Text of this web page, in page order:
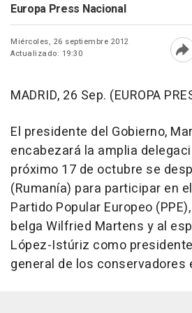
Europa Press Nacional
Miércoles, 26 septiembre 2012
Actualizado: 19:30
MADRID, 26 Sep. (EUROPA
El presidente del Gobierno,
encabezará la amplia
próximo 17 de octubre se
(Rumanía) para participar en
Partido Popular Europeo
belga Wilfried Martens y al
López-Istúriz como
general de los conservadores